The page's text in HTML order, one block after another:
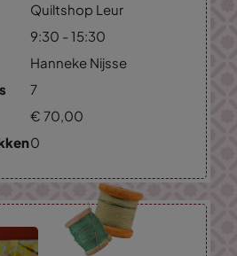
Quiltshop Leur
9:30 - 15:30
Hanneke Nijsse
7
€ 70,00
0